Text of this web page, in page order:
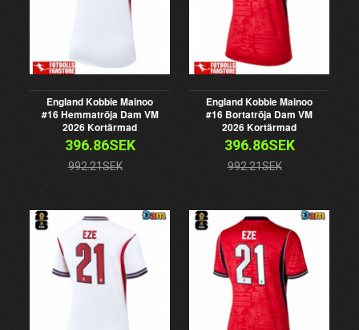
England Kobbie Mainoo
#16 Hemmatröja Dam VM
2026 Kortärmad
396.86SEK
992.21SEK
England Kobbie Mainoo
#16 Bortatröja Dam VM
2026 Kortärmad
396.86SEK
992.21SEK